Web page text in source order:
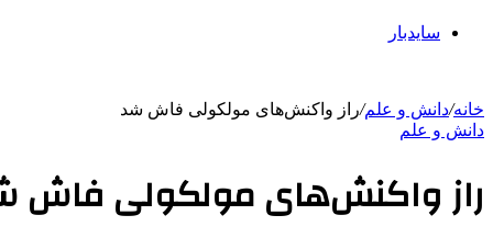
سایدبار
خانه/دانش و علم/راز واکنش‌های مولکولی فاش شد
دانش و علم
راز واکنش‌های مولکولی فاش